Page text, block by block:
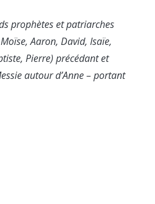
prophètes et patriarches
Aaron, David, Isaïe,
Pierre) précédant et
autour d’Anne – portant